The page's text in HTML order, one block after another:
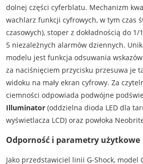
dolnej części cyferblatu. Mechanizm
wachlarz funkcji cyfrowych, w tym czas
czasowych), stoper z dokładnością do
5 niezależnych alarmów dziennych.
modelu jest funkcja odsuwania
za naciśnięciem przycisku przesuwa je
widoku na mały ekran cyfrowy. Za
ciemności odpowiada podwójne
Illuminator(oddzielna dioda LED dla
wyświetlacza LCD) oraz powłoka
Odporność i parametry użytkowe
Jako przedstawiciel linii G-Shock, model